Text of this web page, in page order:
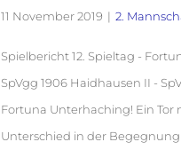
11 November 2019 | 2.
Spielbericht 12. Spieltag -
SpVgg 1906 Haidhausen II -
Fortuna Unterhaching! Ein Tor
Unterschied in der Begegnung